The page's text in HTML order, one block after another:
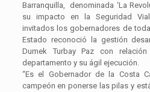
Barranquilla, denominada ‘La
su impacto en la Seguridad
invitados los gobernadores de
Estado reconoció la gestión
Dumek Turbay Paz con
departamento y su ágil ejecución.
“Es el Gobernador de la Costa
campeón en ponerse las pilas y